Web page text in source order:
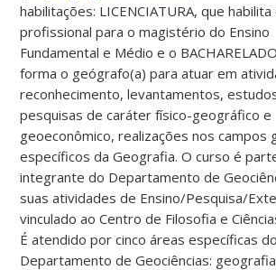
habilitações: LICENCIATURA, que habilita
profissional para o magistério do Ensino
Fundamental e Médio e o
forma o geógrafo(a) para atuar em
reconhecimento, levantamentos,
pesquisas de caráter físico-geográfico e
geoeconômico, realizações nos campos
específicos da Geografia. O curso é
integrante do Departamento de
suas atividades de Ensino/Pesquisa/
vinculado ao Centro de Filosofia e
É atendido por cinco áreas específicas do
Departamento de Geociências: